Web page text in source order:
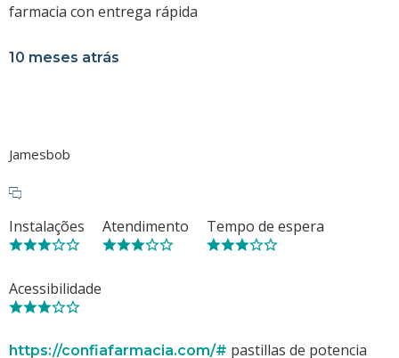
farmacia con entrega rápida
10 meses atrás
Jamesbob
Instalações Atendimento Tempo de espera
Acessibilidade
https://confiafarmacia.com/# pastillas de potencia